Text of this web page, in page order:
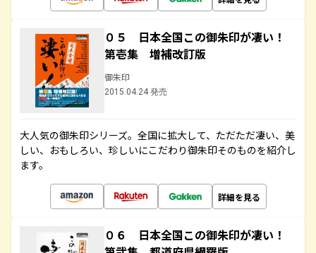
０５ 日本全国この御朱印が凄い！
第壱集 増補改訂版
御朱印
2015.04.24 発売
大人気の御朱印シリーズ。全国に拡大して、ただただ凄い、美
しい、おもしろい、珍しいにこだわり御朱印そのものを紹介し
ます。
詳細を見る
０６ 日本全国この御朱印が凄い！